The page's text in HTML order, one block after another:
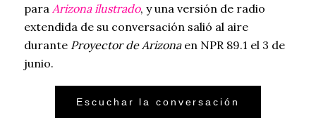
para Arizona ilustrado, y una versión de radio
extendida de su conversación salió al aire
durante Proyector de Arizonaen NPR 89.1 el 3 de
junio.
Escuchar la conversación